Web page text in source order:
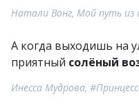
Натали Вонг, Мой путь из
А когда выходишь на
приятный солёный
Инесса Мудрова,